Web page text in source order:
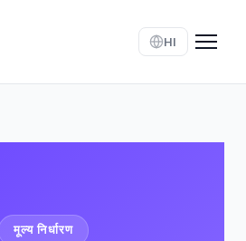
HI
मूल्य निर्धारण